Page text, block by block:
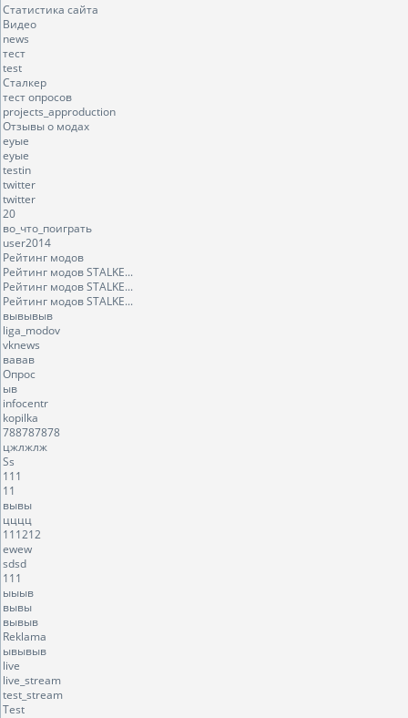
Статистика сайта
Видео
news
тест
test
Сталкер
тест опросов
projects_approduction
Отзывы о модах
еуые
еуые
testin
twitter
twitter
20
во_что_поиграть
user2014
Рейтинг модов
Рейтинг модов STALKE...
Рейтинг модов STALKE...
Рейтинг модов STALKE...
вывывыв
liga_modov
vknews
вавав
Опрос
ыв
infocentr
kopilka
788787878
цжлжлж
Ss
111
11
вывы
цццц
111212
ewew
sdsd
111
ыыыв
вывы
вывыв
Reklama
ывывыв
live
live_stream
test_stream
Test